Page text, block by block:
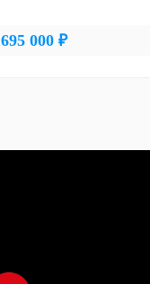
695 000 ₽